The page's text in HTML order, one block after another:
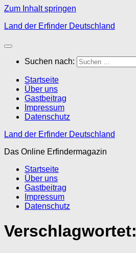
Zum Inhalt springen
Land der Erfinder Deutschland
Suchen nach:
Startseite
Über uns
Gastbeitrag
Impressum
Datenschutz
Land der Erfinder Deutschland
Das Online Erfindermagazin
Startseite
Über uns
Gastbeitrag
Impressum
Datenschutz
Verschlagwortet: